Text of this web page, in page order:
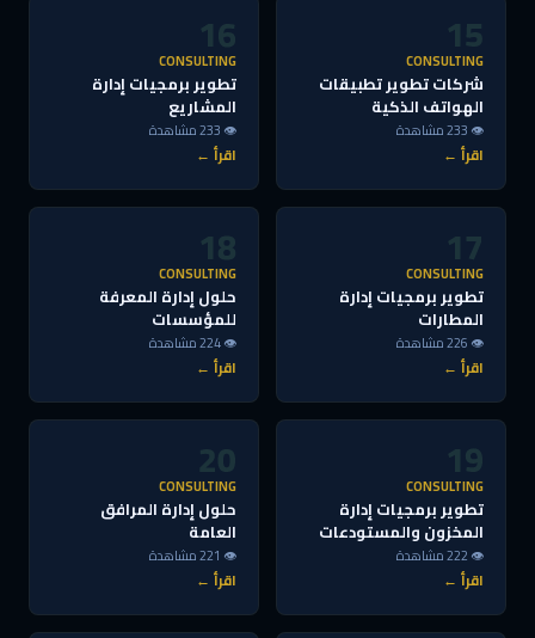
15
CONSULTING
شركات تطوير تطبيقات
الهواتف الذكية
👁 233 مشاهدة
اقرأ ←
16
CONSULTING
تطوير برمجيات إدارة
المشاريع
👁 233 مشاهدة
اقرأ ←
17
CONSULTING
تطوير برمجيات إدارة
المطارات
👁 226 مشاهدة
اقرأ ←
18
CONSULTING
حلول إدارة المعرفة
للمؤسسات
👁 224 مشاهدة
اقرأ ←
19
CONSULTING
تطوير برمجيات إدارة
المخزون والمستودعات
👁 222 مشاهدة
اقرأ ←
20
CONSULTING
حلول إدارة المرافق
العامة
👁 221 مشاهدة
اقرأ ←